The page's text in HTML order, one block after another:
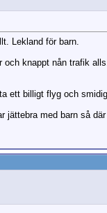
Lekland för barn.
knappt nån trafik
ett billigt flyg och
jättebra med barn så